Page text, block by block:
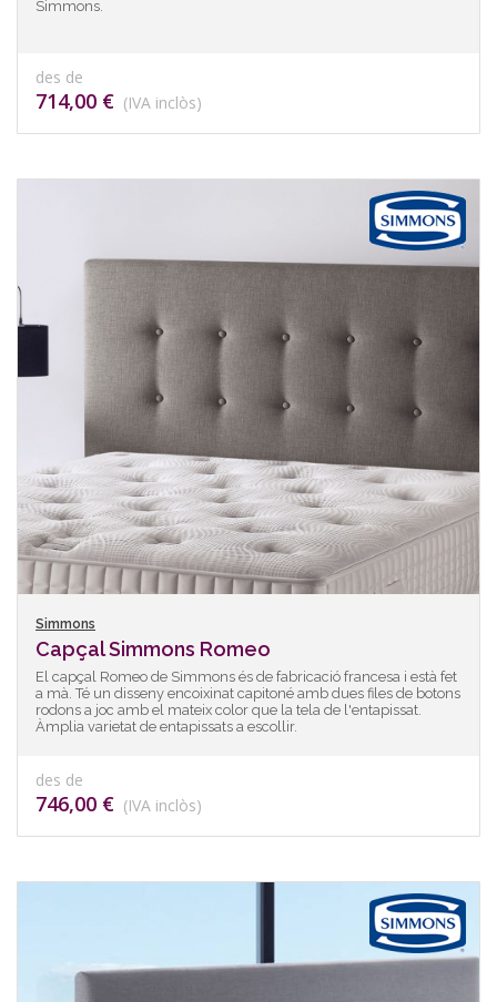
Simmons.
des de
714,00 € (IVA inclòs)
Simmons
Capçal Simmons Romeo
El capçal Romeo de Simmons és de fabricació francesa i està fet
a mà. Té un disseny encoixinat capitoné amb dues files de botons
rodons a joc amb el mateix color que la tela de l'entapissat.
Àmplia varietat de entapissats a escollir.
des de
746,00 € (IVA inclòs)